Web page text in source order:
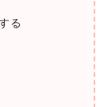
る